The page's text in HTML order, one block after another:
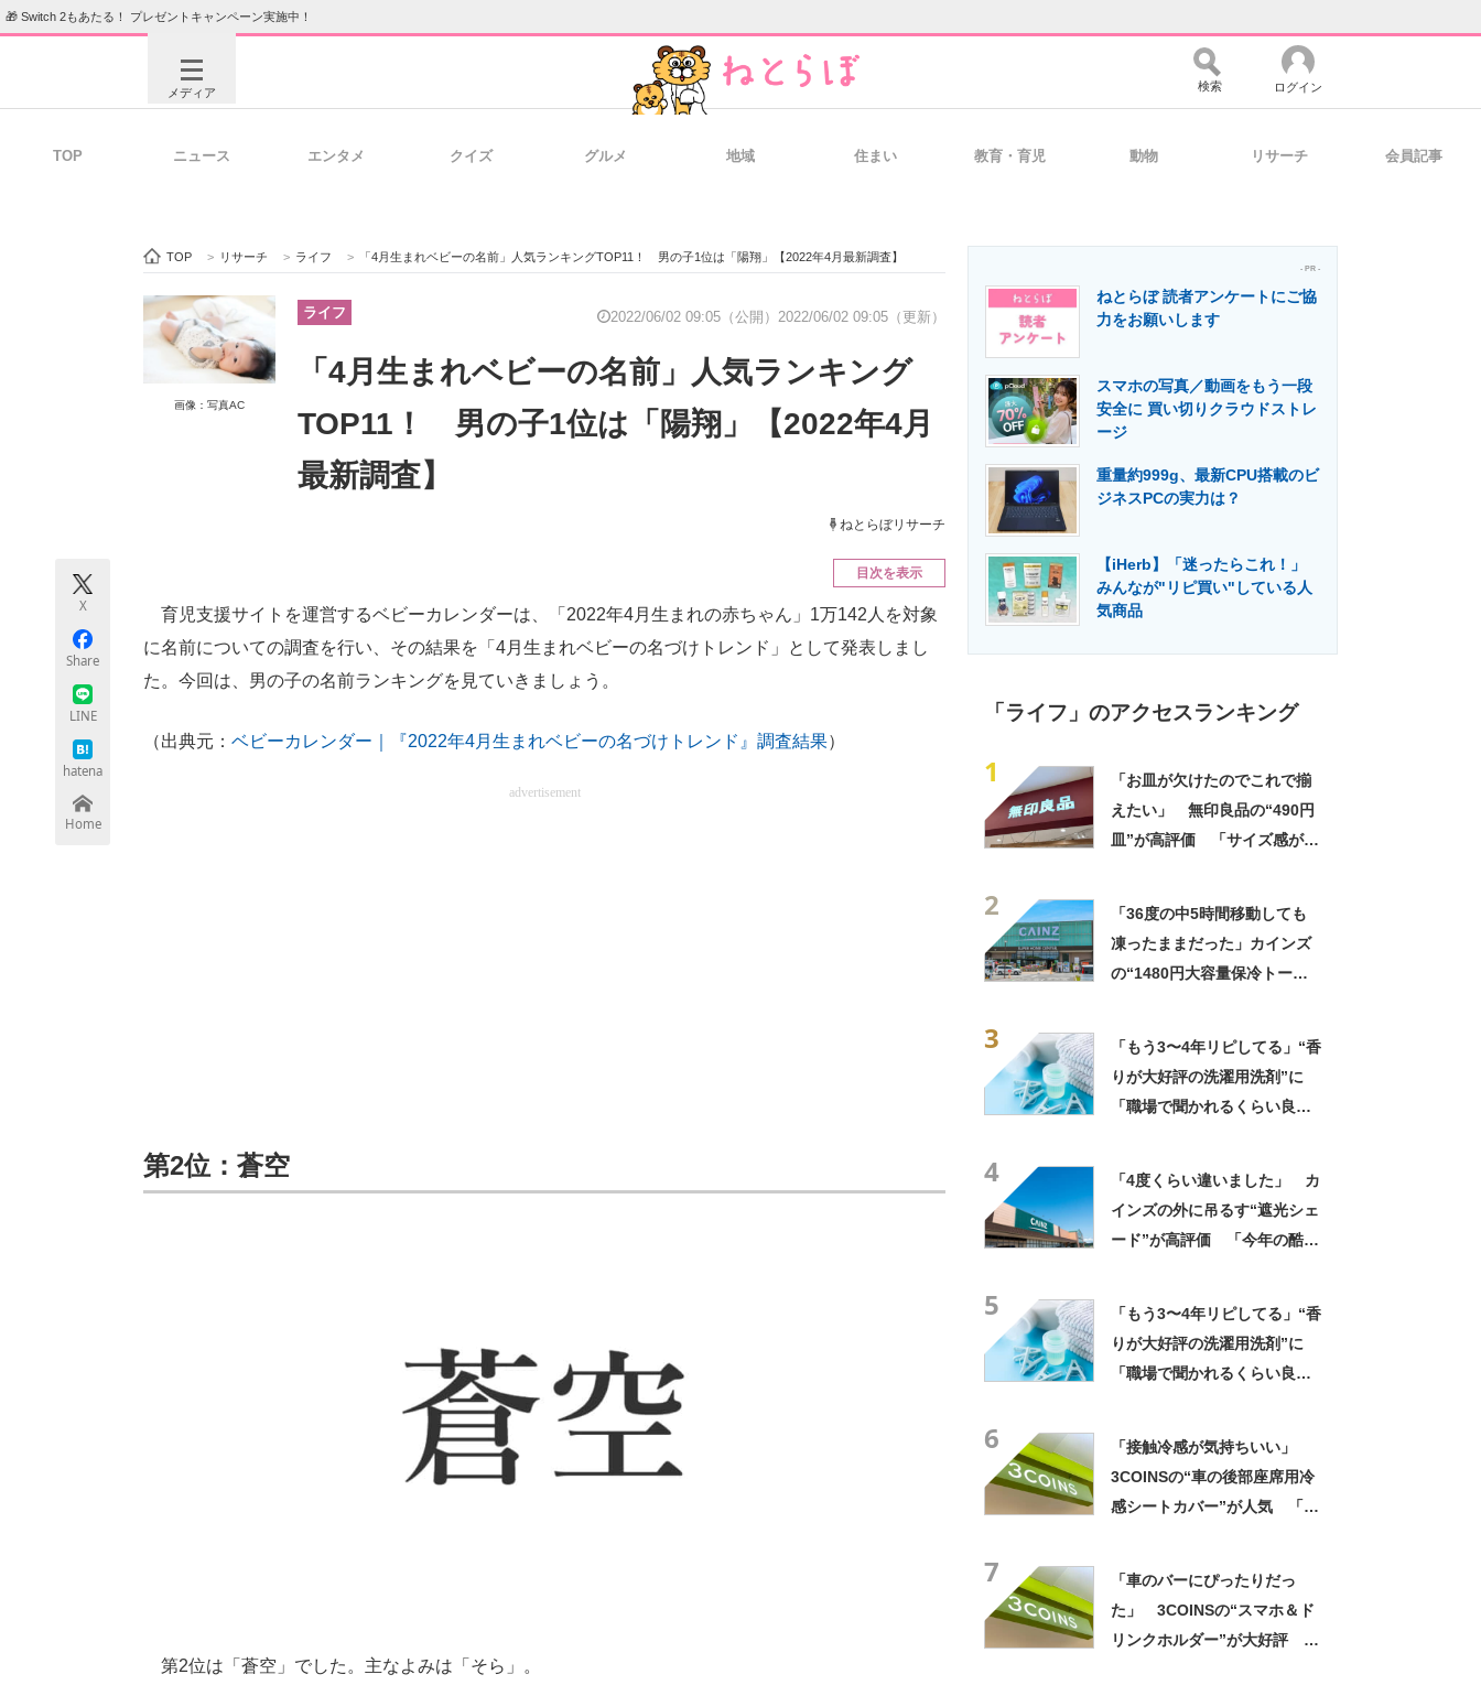
🎁 Switch 2もあたる！ プレゼントキャンペーン実施中！
メディア
ビジネスと働き方のヒント 経営リーダーのコミュニティ マーケ×ITの今がよく分かる
ITエンジニア向け専門サイト IT製品の技術・比較・事例 製造業のIT導入・活用を支援
エネルギーの専門メディア 建設×テクノロジーの最前線
ちょっと気になるネットの話題
検索 ログイン
TOP ニュース エンタメ クイズ グルメ 地域 住まい 教育・育児 動物 リサーチ 会員記事
TOP > リサーチ > ライフ > 「4月生まれベビーの名前」人気ランキングTOP11！ 男の子1位は「陽翔」【2022年4月最新調査】
画像：写真AC
ライフ 2022/06/02 09:05（公開） 2022/06/02 09:05（更新）
「4月生まれベビーの名前」人気ランキング
TOP11！ 男の子1位は「陽翔」【2022年4月
最新調査】
ねとらぼリサーチ
X
Share
LINE
hatena
Home
目次を表示
育児支援サイトを運営するベビーカレンダーは、「2022年4月生まれの赤ちゃん」1万142人を対象
に名前についての調査を行い、その結果を「4月生まれベビーの名づけトレンド」として発表しまし
た。今回は、男の子の名前ランキングを見ていきましょう。
（出典元： ベビーカレンダー｜『2022年4月生まれベビーの名づけトレンド』調査結果）
advertisement
第2位：蒼空
第2位は「蒼空」でした。主なよみは「そら」。
- PR -
ねとらぼ 読者アンケートにご協
力をお願いします
スマホの写真／動画をもう一段
安全に 買い切りクラウドストレ
ージ
重量約999g、最新CPU搭載のビ
ジネスPCの実力は？
【iHerb】「迷ったらこれ！」
みんなが"リピ買い"している人
気商品
「ライフ」のアクセスランキング
1
「お皿が欠けたのでこれで揃
えたい」 無印良品の“490円
皿”が高評価 「サイズ感が絶
2
「36度の中5時間移動しても
凍ったままだった」カインズ
の“1480円大容量保冷トー
3
「もう3〜4年リピしてる」“香
りが大好評の洗濯用洗剤”に
「職場で聞かれるくらい良い
4
「4度くらい違いました」 カ
インズの外に吊るす“遮光シェ
ード”が高評価 「今年の酷暑
5
「もう3〜4年リピしてる」“香
りが大好評の洗濯用洗剤”に
「職場で聞かれるくらい良い
6
「接触冷感が気持ちいい」
3COINSの“車の後部座席用冷
感シートカバー”が人気 「座
7
「車のバーにぴったりだっ
た」 3COINSの“スマホ＆ド
リンクホルダー”が大好評